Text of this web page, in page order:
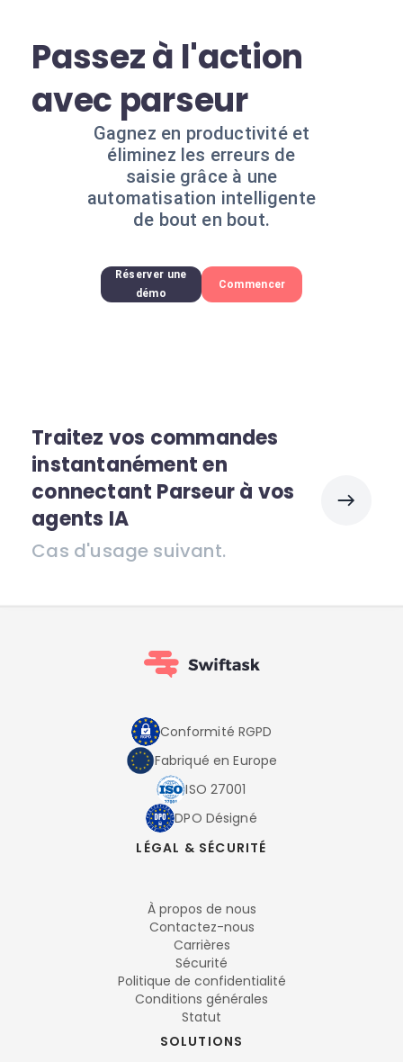
Passez à l'action
avec parseur
Gagnez en productivité et
éliminez les erreurs de
saisie grâce à une
automatisation intelligente
de bout en bout.
Réserver une
démo
Commencer
Traitez vos commandes
instantanément en
connectant Parseur à vos
agents IA
Cas d'usage suivant.
Conformité RGPD
Fabriqué en Europe
ISO 27001
DPO Désigné
LÉGAL & SÉCURITÉ
À propos de nous
Contactez-nous
Carrières
Sécurité
Politique de confidentialité
Conditions générales
Statut
SOLUTIONS